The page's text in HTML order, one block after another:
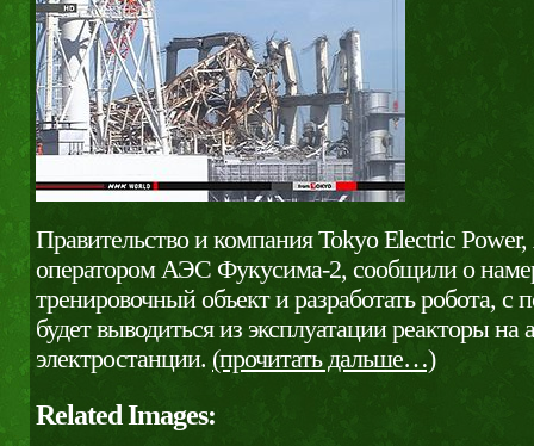
Правительство и компания Tokyo Electric
оператором АЭС Фукусима-2, сообщили о
тренировочный объект и разработать робота, с
будет выводиться из эксплуатации реакторы
электростанции. (прочитать дальше…)
Related Images: